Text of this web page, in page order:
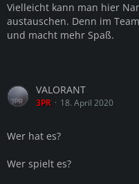
Vielleicht kann man hier
austauschen. Denn im
und macht mehr Spaß.
VALORANT
3PR 18. April 2020
Wer hat es?
Wer spielt es?